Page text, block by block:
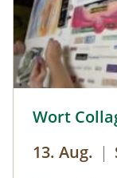
14 Jahre) €
Wort
13. Aug. |